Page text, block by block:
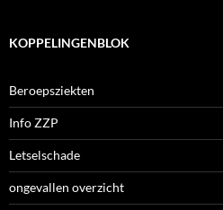
KOPPELINGENBLOK
Beroepsziekten
Info ZZP
Letselschade
ongevallen overzicht